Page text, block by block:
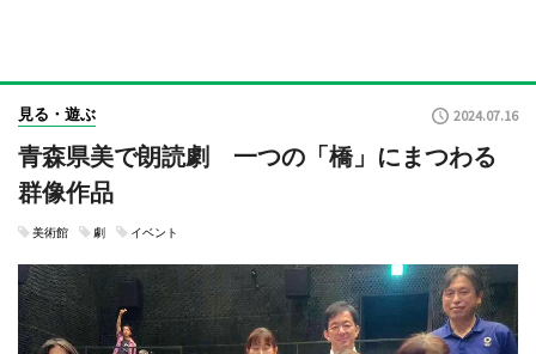
見る・遊ぶ 2024.07.16
青森県美で朗読劇 一つの「橋」にまつわる
群像作品
美術館 劇 イベント